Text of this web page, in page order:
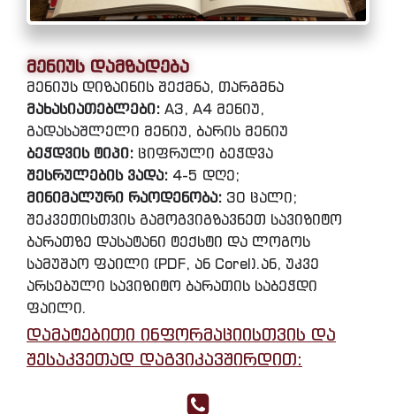
მენიუს დამზადება
მენიუს დიზაინის შექმნა, თარგმნა
მახასიათებლები: A3, A4 მენიუ,
გადასაშლელი მენიუ, ბარის მენიუ
ბეჭდვის ტიპი: ციფრული ბეჭდვა
შესრულების ვადა: 4-5 დღე;
მინიმალური რაოდენობა: 30 ცალი;
შეკვეთისთვის გამოგვიგზავნეთ სავიზიტო
ბარათზე დასატანი ტექსტი და ლოგოს
სამუშაო ფაილი (PDF, ან Corel).ან, უკვე
არსებული სავიზიტო ბარათის საბეჭდი
ფაილი.
დამატებითი ინფორმაციისთვის და
შესაკვეთად დაგვიკავშირდით: